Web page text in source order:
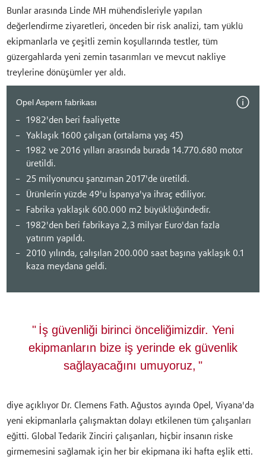
Bunlar arasında Linde MH mühendisleriyle yapılan
değerlendirme ziyaretleri, önceden bir risk analizi, tam yüklü
ekipmanlarla ve çeşitli zemin koşullarında testler, tüm
güzergahlarda yeni zemin tasarımları ve mevcut nakliye
treylerine dönüşümler yer aldı.
Opel Aspern fabrikası
1982'den beri faaliyette
Yaklaşık 1600 çalışan (ortalama yaş 45)
1982 ve 2016 yılları arasında burada 14.770.680 motor
üretildi.
25 milyonuncu şanzıman 2017'de üretildi.
Ürünlerin yüzde 49'u İspanya'ya ihraç ediliyor.
Fabrika yaklaşık 600.000 m2 büyüklüğündedir.
1982'den beri fabrikaya 2,3 milyar Euro'dan fazla
yatırım yapıldı.
2010 yılında, çalışılan 200.000 saat başına yaklaşık 0.1
kaza meydana geldi.
İş güvenliği birinci önceliğimizdir. Yeni
ekipmanların bize iş yerinde ek güvenlik
sağlayacağını umuyoruz,
diye açıklıyor Dr. Clemens Fath. Ağustos ayında Opel, Viyana'da
yeni ekipmanlarla çalışmaktan dolayı etkilenen tüm çalışanları
eğitti. Global Tedarik Zinciri çalışanları, hiçbir insanın riske
girmemesini sağlamak için her bir ekipmana iki hafta eşlik etti.